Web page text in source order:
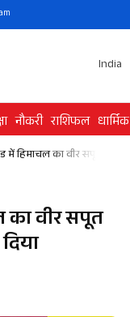
India
नौकरी राशिफल धार्मिक
में हिमाचल का वीर सपूत
का वीर सपूत